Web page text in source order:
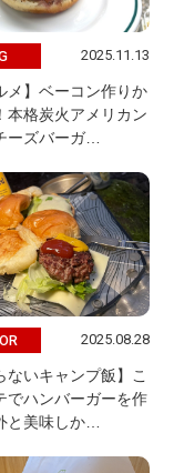
2025.11.13
メ】ベーコン作りか
本格炭火アメリカン
ーズバーガ…
2025.08.28
ないキャンプ飯】こ
でハンバーガーを作
と美味しか…